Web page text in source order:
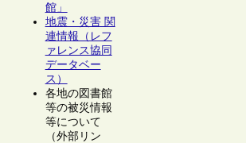
館」
地震・災害 関
連情報（レフ
ァレンス協同
データベー
ス）
各地の図書館
等の被災情報
等について
（外部リン